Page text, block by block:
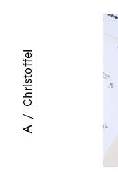
/
Christoffel